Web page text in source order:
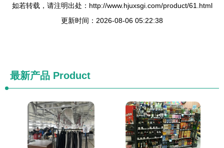
如若转载，请注明出处：http://www.hjuxsgi.com/product/61.html
更新时间：2026-08-06 05:22:38
最新产品 Product